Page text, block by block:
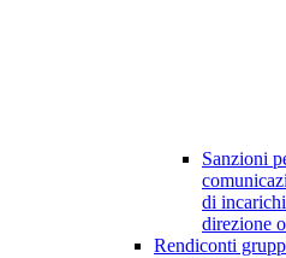
Sanzioni
di
direzione
Rendiconti